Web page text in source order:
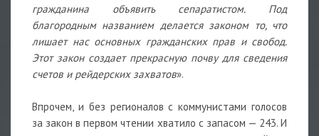
гражданина объявить сепаратистом. Под
благородным названием делается законом то, что
лишает нас основных гражданских прав и свобод.
Этот закон создает прекрасную почву для сведения
счетов и рейдерских захватов».
Впрочем, и без регионалов с коммунистами голосов
за закон в первом чтении хватило с запасом — 243. И